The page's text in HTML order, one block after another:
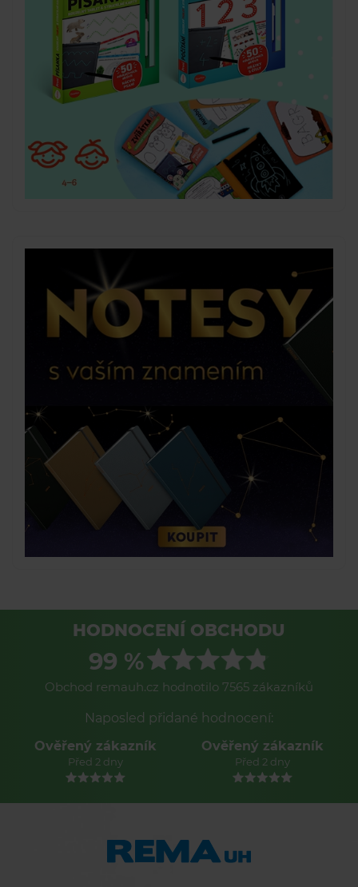
HODNOCENÍ OBCHODU
99 %
Obchod remauh.cz hodnotilo 7565 zákazníků
Naposled přidané hodnocení:
Ověřený zákazník
Před 2 dny
Ověřený zákazník
Před 2 dny